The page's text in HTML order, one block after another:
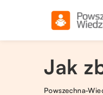
Jak
Powszechna-